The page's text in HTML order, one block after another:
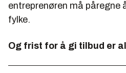
entreprenøren må påregne
fylke.
Og frist for å gi tilbud er